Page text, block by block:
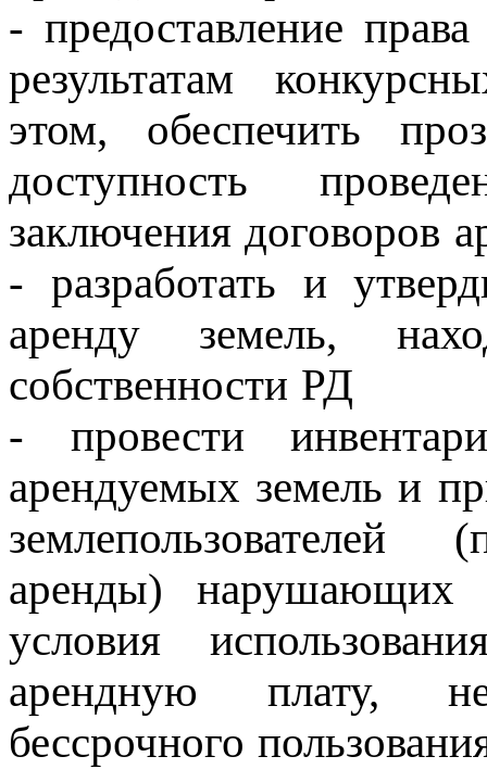
- предоставление
результатам
этом, обеспечить
доступность
заключения договоров
- разработать и
аренду земель,
собственности РД
- провести
арендуемых земель и
аренды) нарушающих
условия
арендную плату,
бессрочного